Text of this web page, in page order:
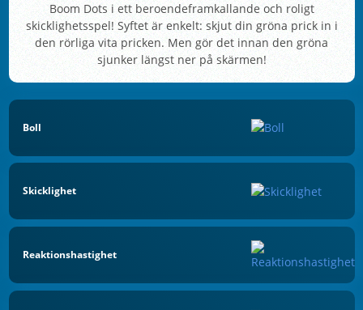
Boom Dots i ett beroendeframkallande och roligt
skicklighetsspel! Syftet är enkelt: skjut din gröna prick in i
den rörliga vita pricken. Men gör det innan den gröna
sjunker längst ner på skärmen!
Boll
Skicklighet
Reaktionshastighet